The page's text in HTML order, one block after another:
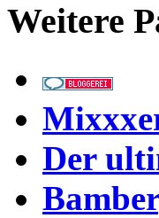
Weitere
Der